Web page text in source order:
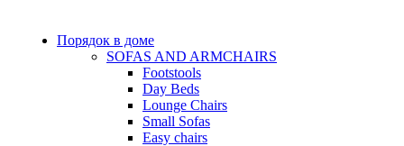
Порядок в доме
SOFAS AND ARMCHAIRS
Footstools
Day Beds
Lounge Chairs
Small Sofas
Easy chairs